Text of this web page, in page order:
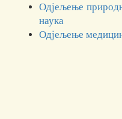
Одјељење
наука
Одјељење